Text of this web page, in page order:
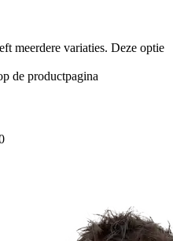
meerdere variaties. Deze optie
de productpagina